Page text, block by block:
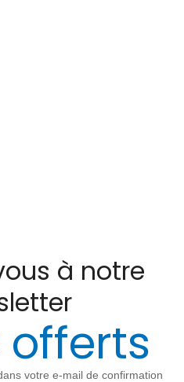
à notre
offerts
votre e-mail de confirmation